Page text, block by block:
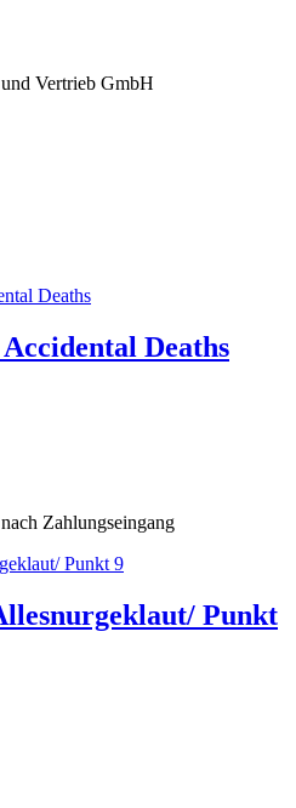
Vertrieb GmbH
Deaths
Zahlungseingang
Punkt